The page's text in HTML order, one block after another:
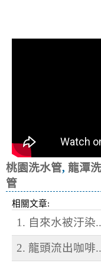
桃園洗水管, 龍潭
管
相關文章:
1. 自來水被汙染
2. 龍頭流出咖啡